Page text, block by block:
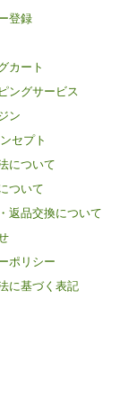
登録
カート
ングサービス
ン
セプト
について
ついて
返品交換について
ポリシー
に基づく表記